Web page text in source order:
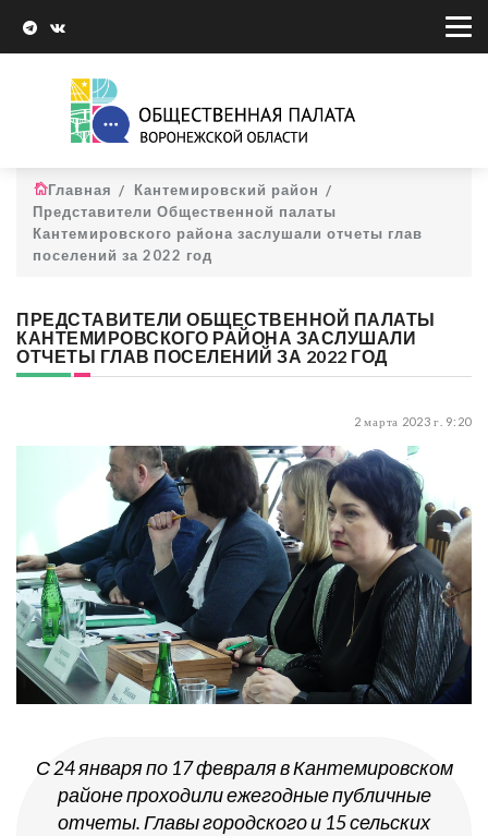
Главная
Кантемировский район
Представители Общественной палаты
Кантемировского района заслушали отчеты глав
поселений за 2022 год
ПРЕДСТАВИТЕЛИ ОБЩЕСТВЕННОЙ ПАЛАТЫ
КАНТЕМИРОВСКОГО РАЙОНА ЗАСЛУШАЛИ
ОТЧЕТЫ ГЛАВ ПОСЕЛЕНИЙ ЗА 2022 ГОД
2 марта 2023 г. 9:20
С 24 января по 17 февраля в Кантемировском
районе проходили ежегодные публичные
отчеты. Главы городского и 15 сельских